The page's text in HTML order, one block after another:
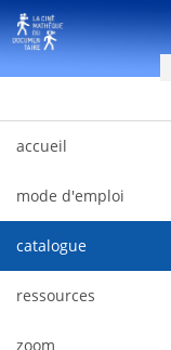
Hyppää sisältöön
accueil
mode d'emploi
catalogue
ressources
zoom